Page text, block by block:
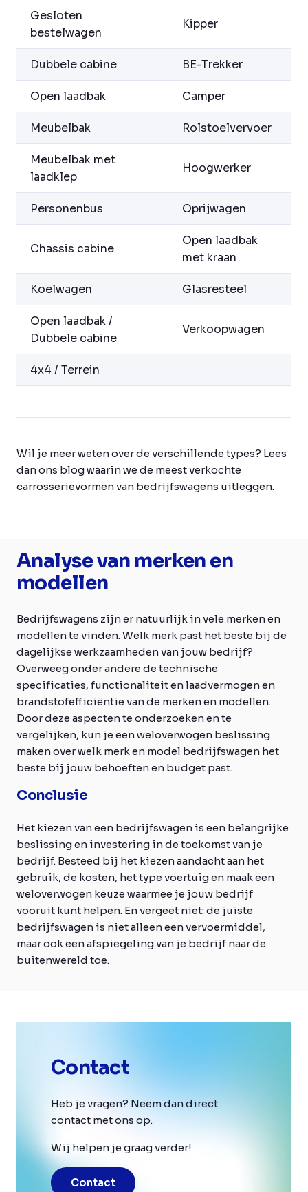
Gesloten
bestelwagen
Kipper
Dubbele cabine BE-Trekker
Open laadbak Camper
Meubelbak Rolstoelvervoer
Meubelbak met
laadklep
Hoogwerker
Personenbus Oprijwagen
Chassis cabine
Open laadbak
met kraan
Koelwagen Glasresteel
Open laadbak /
Dubbele cabine
Verkoopwagen
4x4 / Terrein
Wil je meer weten over de verschillende types? Lees
dan ons blog waarin we de meest verkochte
carrosserievormen van bedrijfswagens uitleggen.
Analyse van merken en
modellen
Bedrijfswagens zijn er natuurlijk in vele merken en
modellen te vinden. Welk merk past het beste bij de
dagelijkse werkzaamheden van jouw bedrijf?
Overweeg onder andere de technische
specificaties, functionaliteit en laadvermogen en
brandstofefficiëntie van de merken en modellen.
Door deze aspecten te onderzoeken en te
vergelijken, kun je een weloverwogen beslissing
maken over welk merk en model bedrijfswagen het
beste bij jouw behoeften en budget past.
Conclusie
Het kiezen van een bedrijfswagen is een belangrijke
beslissing en investering in de toekomst van je
bedrijf. Besteed bij het kiezen aandacht aan het
gebruik, de kosten, het type voertuig en maak een
weloverwogen keuze waarmee je jouw bedrijf
vooruit kunt helpen. En vergeet niet: de juiste
bedrijfswagen is niet alleen een vervoermiddel,
maar ook een afspiegeling van je bedrijf naar de
buitenwereld toe.
Contact
Heb je vragen? Neem dan direct
contact met ons op.
Wij helpen je graag verder!
Contact